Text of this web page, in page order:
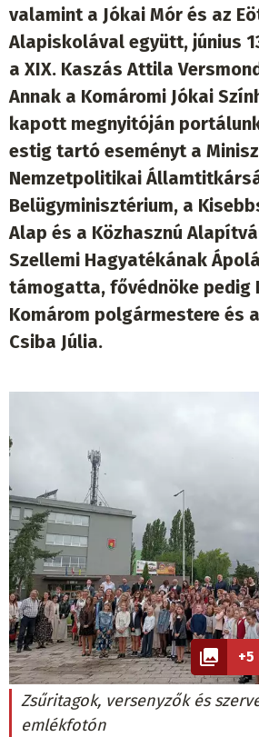
valamint a Jókai Mór és az
Alapiskolával együtt, június
a XIX. Kaszás Attila
Annak a Komáromi Jókai
kapott megnyitóján
estig tartó eseményt a
Nemzetpolitikai
Belügyminisztérium, a
Alap és a Közhasznú
Szellemi Hagyatékának
támogatta, fővédnöke pedig
Komárom polgármestere és
Csiba Júlia.
Zsűritagok, versenyzők és
emlékfotón